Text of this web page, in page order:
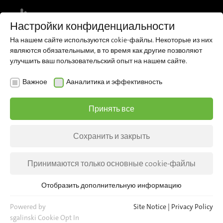
Meet us at Transexpo 2024
16–18 October in Kielce, Poland
Настройки конфиденциальности
На нашем сайте используются cokie-файлы. Некоторые из них
являются обязательными, в то время как другие позволяют
улучшить ваш пользовательский опыт на нашем сайте.
Важное Ааналитика и эффективность
Принять все
Сохранить и закрыть
Принимаются только основные cookie-файлы
Важное
Для основных функций веб-сайта необходимы основные
cookie-файлы. Это гарантирует, что веб-сайт будет
Отобразить дополнительную информацию
Powered by
sgalinski Cookie Opt In
Site Notice | Privacy Policy